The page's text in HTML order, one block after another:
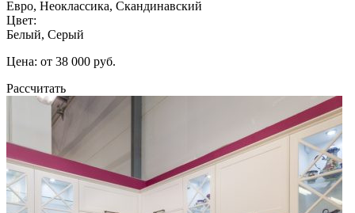
Евро, Неоклассика, Скандинавский
Цвет:
Белый, Серый
Цена: от 38 000 руб.
Рассчитать